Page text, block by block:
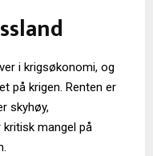
i krigsøkonomi, og
på krigen. Renten er
skyhøy,
mangel på